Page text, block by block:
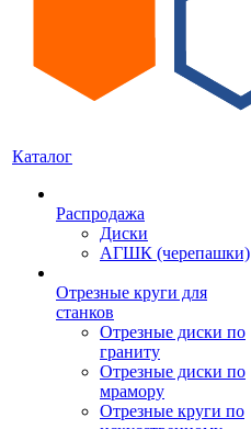
Каталог
Распродажа
Диски
АГШК (черепашки)
Отрезные круги для
станков
Отрезные диски по
граниту
Отрезные диски по
мрамору
Отрезные круги по